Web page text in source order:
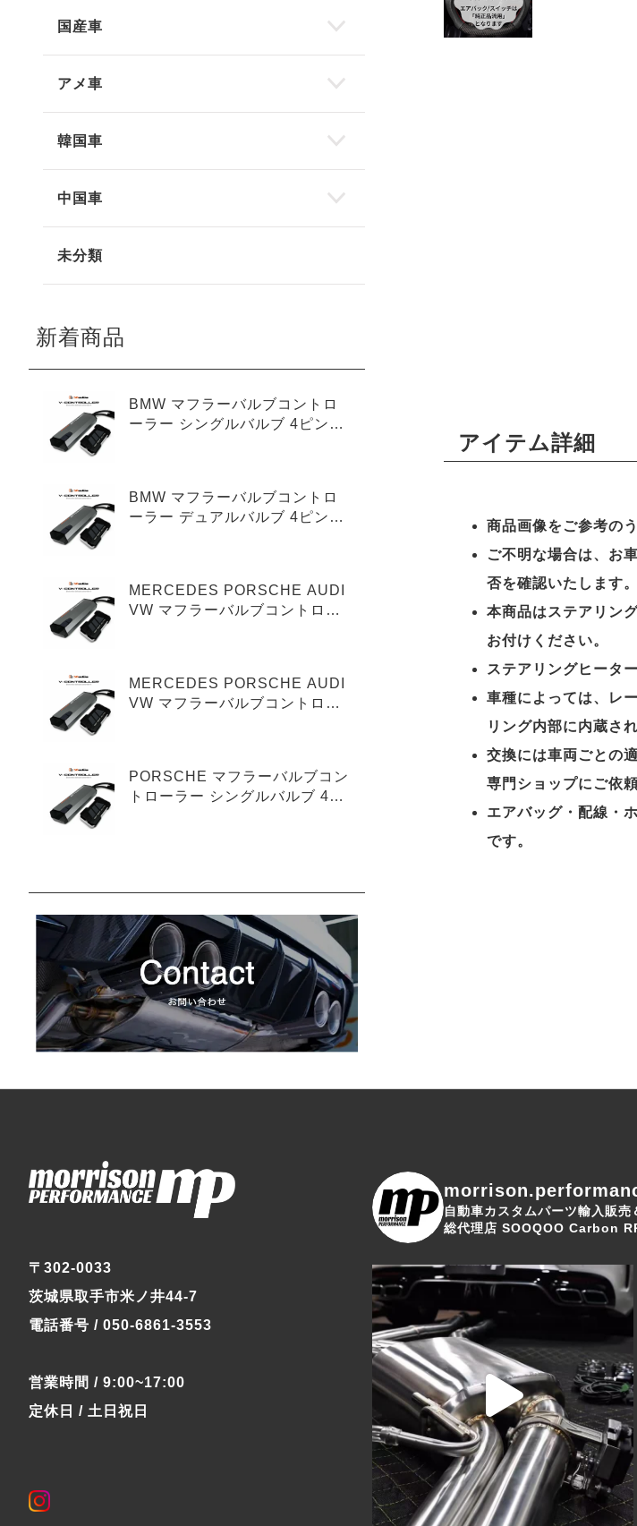
アイテム詳細
商品画像をご参考の
ご不明な場合は、お
否を確認いたします。
本商品はステアリン
お付けください。
ステアリングヒータ
車種によっては、レ
リング内部に内蔵さ
交換には車両ごとの
専門ショップにご依
エアバッグ・配線・
です。
国産車
アメ車
韓国車
中国車
未分類
新着商品
BMW マフラーバルブコントロ
ーラー シングルバルブ 4ピンタ
BMW マフラーバルブコントロ
ーラー デュアルバルブ 4ピンタ
MERCEDES PORSCHE AUDI
VW マフラーバルブコントロー
MERCEDES PORSCHE AUDI
VW マフラーバルブコントロー
PORSCHE マフラーバルブコン
トローラー シングルバルブ 4ピ
〒302-0033
茨城県取手市米ノ井44-7
電話番号 / 050-6861-3553
営業時間 / 9:00~17:00
定休日 / 土日祝日
自動車カスタムパーツ輸入販
総代理店 SOOQOO Carbon